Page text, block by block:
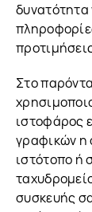
Στο
ιστοφάρος
γραφικών η
ιστότοπο ή
συσκευής